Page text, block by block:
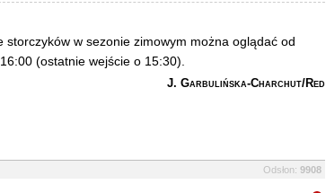
w sezonie zimowym można oglądać od
(ostatnie wejście o 15:30).
J. Garbulińska-Charchut/Red
Odsłon: 9908